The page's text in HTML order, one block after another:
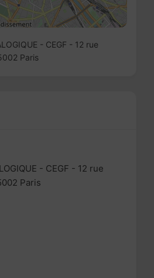
- CEGF - 12 rue
Paris
- CEGF - 12 rue
Paris